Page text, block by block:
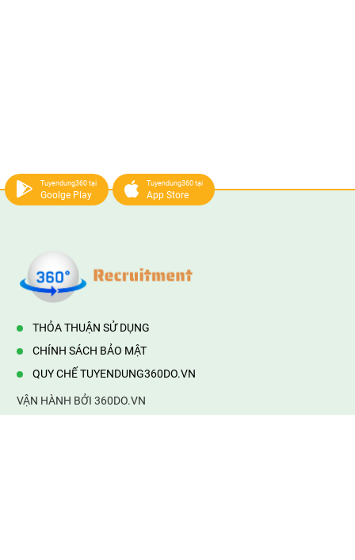
Tuyendung360 tại
Goolge Play
Tuyendung360 tại
App Store
THỎA THUẬN SỬ DỤNG
CHÍNH SÁCH BẢO MẬT
QUY CHẾ TUYENDUNG360DO.VN
VẬN HÀNH BỞI 360DO.VN